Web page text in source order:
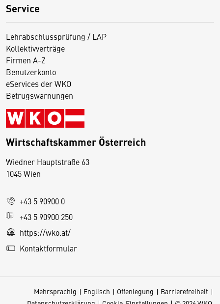
Service
Lehrabschlussprüfung / LAP
Kollektivverträge
Firmen A-Z
Benutzerkonto
eServices der WKO
Betrugswarnungen
Wirtschaftskammer Österreich
Wiedner Hauptstraße 63
1045 Wien
+43 5 90900 0
+43 5 90900 250
https://wko.at/
Kontaktformular
Mehrsprachig Englisch Offenlegung
Barrierefreiheit
D
s
e
S
e